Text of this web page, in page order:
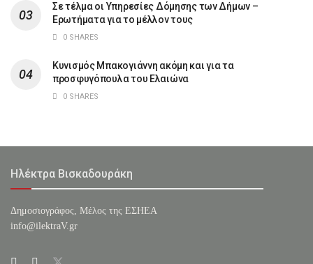
Σε τέλμα οι Υπηρεσίες Δόμησης των Δήμων –
Ερωτήματα για το μέλλον τους
0 SHARES
Κυνισμός Μπακογιάννη ακόμη και για τα
προσφυγόπουλα του Ελαιώνα
0 SHARES
Ηλέκτρα Βισκαδουράκη
Δημοσιογράφος, Μέλος της ΕΣHΕΑ
info@ilektraV.gr